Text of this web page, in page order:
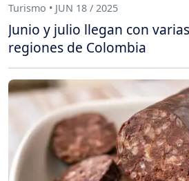
Turismo • JUN 18 / 2025
Junio y julio llegan con
regiones de Colombia